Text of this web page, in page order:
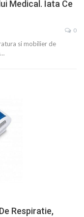
Medical. Iata Ce
0
si mobilier de
Respiratie,